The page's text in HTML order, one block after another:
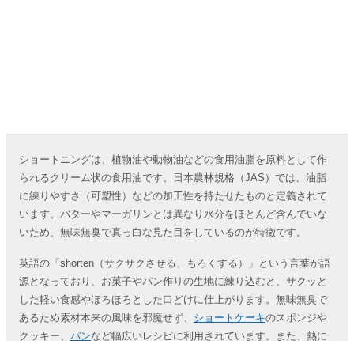
ショートニングは、植物油や動物油などの食用油脂を原料として作
られるクリーム状の食用油です。日本農林規格（JAS）では、油脂
に練りやすさ（可塑性）などの加工性を持たせたものと定義されて
います。バターやマーガリンとは異なり水分をほとんど含んでいな
いため、無味無臭で真っ白な見た目をしているのが特徴です。
英語の「shorten（サクサクさせる、もろくする）」という言葉が語
源となっており、お菓子やパン作りの生地に練り込むと、サクッと
した軽い食感やほろほろとした口どけに仕上がります。無味無臭で
あるため素材本来の風味を邪魔せず、 ショートケーキのスポンジや
クッキー、 パンなど幅広いレシピに利用されています。また、熱に